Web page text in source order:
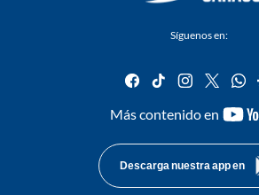
Síguenos en:
facebook
tiktok instagram
twitter
Más contenido en
Descarga nuestra app en